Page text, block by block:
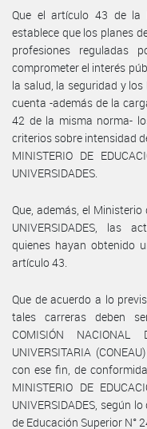
Que el artículo 43 de la
establece que los planes
profesiones reguladas
comprometer el interés
la salud, la seguridad y
cuenta -además de la
42 de la misma norma-
criterios sobre intensidad
MINISTERIO DE
UNIVERSIDADES.
Que, además, el Ministerio
UNIVERSIDADES, las
quienes hayan obtenido
artículo 43.
Que de acuerdo a lo
tales carreras deben
COMISIÓN NACIONAL
UNIVERSITARIA
con ese fin, de
MINISTERIO DE
UNIVERSIDADES, según
de Educación Superior N°